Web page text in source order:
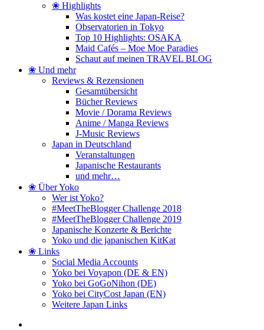
❀ Highlights
Was kostet eine Japan-Reise?
Observatorien in Tokyo
Top 10 Highlights: OSAKA
Maid Cafés – Moe Moe Paradies
Schaut auf meinen TRAVEL BLOG
❀ Und mehr
Reviews & Rezensionen
Gesamtübersicht
Bücher Reviews
Movie / Dorama Reviews
Anime / Manga Reviews
J-Music Reviews
Japan in Deutschland
Veranstaltungen
Japanische Restaurants
und mehr…
❀ Über Yoko
Wer ist Yoko?
#MeetTheBlogger Challenge 2018
#MeetTheBlogger Challenge 2019
Japanische Konzerte & Berichte
Yoko und die japanischen KitKat
❀ Links
Social Media Accounts
Yoko bei Voyapon (DE & EN)
Yoko bei GoGoNihon (DE)
Yoko bei CityCost Japan (EN)
Weitere Japan Links